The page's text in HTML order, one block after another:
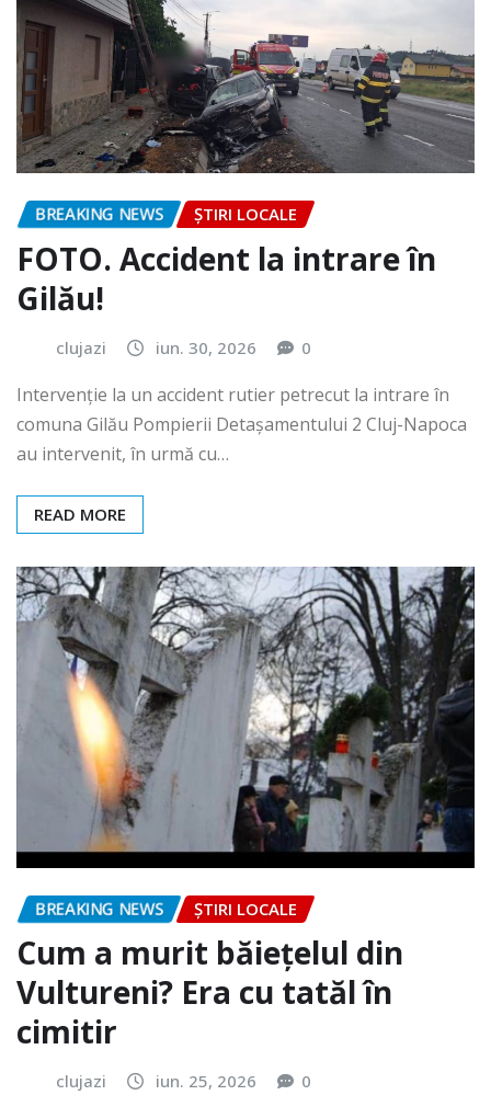
BREAKING NEWS ȘTIRI LOCALE
FOTO. Accident la intrare în
Gilău!
clujazi iun. 30, 2026 0
Intervenție la un accident rutier petrecut la intrare în
comuna Gilău Pompierii Detașamentului 2 Cluj-Napoca
au intervenit, în urmă cu…
READ MORE
BREAKING NEWS ȘTIRI LOCALE
Cum a murit băiețelul din
Vultureni? Era cu tatăl în
cimitir
clujazi iun. 25, 2026 0